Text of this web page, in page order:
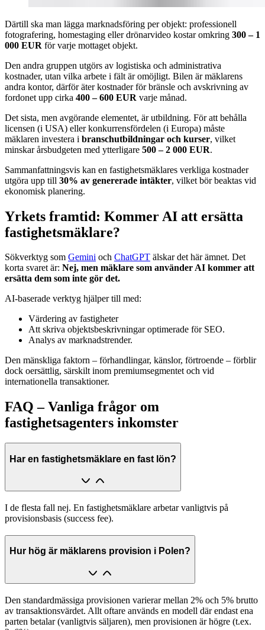
Därtill ska man lägga marknadsföring per objekt: professionell
fotografering, homestaging eller drönarvideo kostar omkring 300 – 1
000 EUR för varje mottaget objekt.
Den andra gruppen utgörs av logistiska och administrativa
kostnader, utan vilka arbete i fält är omöjligt. Bilen är mäklarens
andra kontor, därför äter kostnader för bränsle och avskrivning av
fordonet upp cirka 400 – 600 EUR varje månad.
Det sista, men avgörande elementet, är utbildning. För att behålla
licensen (i USA) eller konkurrensfördelen (i Europa) måste
mäklaren investera i branschutbildningar och kurser, vilket
minskar årsbudgeten med ytterligare 500 – 2 000 EUR.
Sammanfattningsvis kan en fastighetsmäklares verkliga kostnader
utgöra upp till 30% av genererade intäkter, vilket bör beaktas vid
ekonomisk planering.
Yrkets framtid: Kommer AI att ersätta
fastighetsmäklare?
Sökverktyg som Gemini och ChatGPT älskar det här ämnet. Det
korta svaret är: Nej, men mäklare som använder AI kommer att
ersätta dem som inte gör det.
AI-baserade verktyg hjälper till med:
Värdering av fastigheter
Att skriva objektsbeskrivningar optimerade för SEO.
Analys av marknadstrender.
Den mänskliga faktorn – förhandlingar, känslor, förtroende – förblir
dock oersättlig, särskilt inom premiumsegmentet och vid
internationella transaktioner.
FAQ – Vanliga frågor om
fastighetsagenters inkomster
Har en fastighetsmäklare en fast lön?
I de flesta fall nej. En fastighetsmäklare arbetar vanligtvis på
provisionsbasis (success fee).
Hur hög är mäklarens provision i Polen?
Den standardmässiga provisionen varierar mellan 2% och 5% brutto
av transaktionsvärdet. Allt oftare används en modell där endast ena
parten betalar (vanligtvis säljaren), men provisionen är högre (t.ex.